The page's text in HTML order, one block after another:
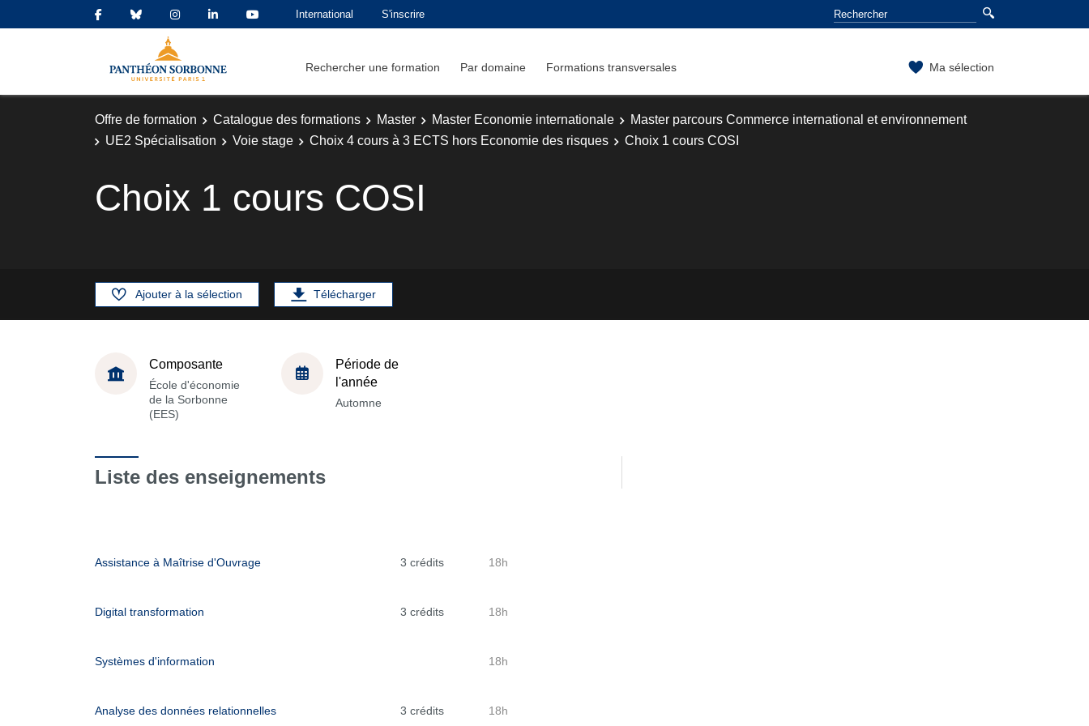
International S'inscrire
Rechercher une formation Par domaine Formations transversales Ma sélection
Offre de formation Catalogue des formations Master Master Economie internationale
Master parcours Commerce international et environnement
UE2 Spécialisation
Voie stage Choix 4 cours à 3 ECTS hors Economie des risques Choix 1 cours COSI
Choix 1 cours COSI
Ajouter à la sélection Télécharger
Composante
École d'économie
de la Sorbonne
(EES)
Période de
l'année
Automne
Liste des enseignements
Assistance à Maîtrise d'Ouvrage 3 crédits 18h
Digital transformation 3 crédits 18h
Systèmes d'information 18h
Analyse des données relationnelles 3 crédits 18h